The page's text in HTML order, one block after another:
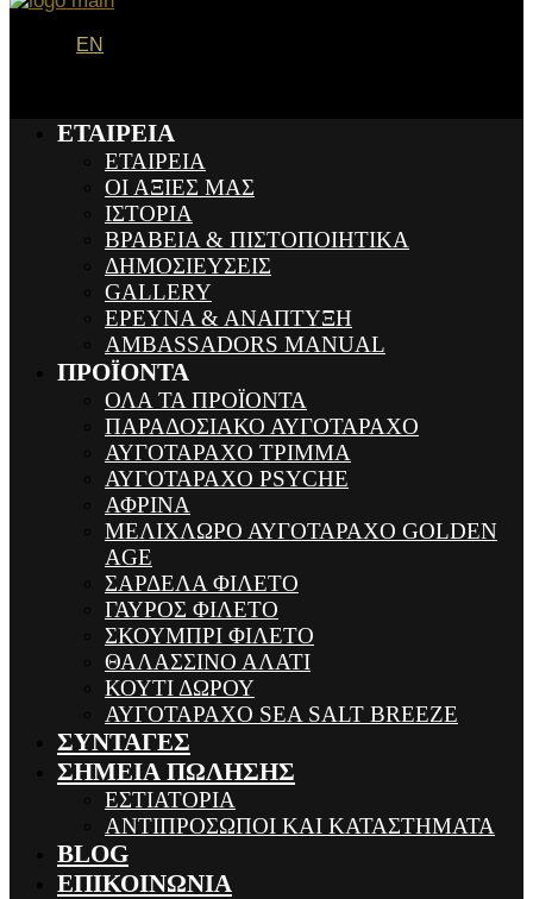
EN
ΕΤΑΙΡΕΙΑ
ΕΤΑΙΡΕΙΑ
ΟΙ ΑΞΙΕΣ ΜΑΣ
ΙΣΤΟΡΙΑ
ΒΡΑΒΕΙΑ & ΠΙΣΤΟΠΟΙΗΤΙΚΑ
ΔΗΜΟΣΙΕΥΣΕΙΣ
GALLERY
ΕΡΕΥΝΑ & ΑΝΑΠΤΥΞΗ
AMBASSADORS MANUAL
ΠΡΟΪΟΝΤΑ
ΟΛΑ ΤΑ ΠΡΟΪΟΝΤΑ
ΠΑΡΑΔΟΣΙΑΚΟ ΑΥΓΟΤΑΡΑΧΟ
ΑΥΓΟΤΑΡΑΧΟ ΤΡΙΜΜΑ
ΑΥΓΟΤΑΡΑΧΟ PSYCHE
ΑΦΡΙΝΑ
ΜΕΛΙΧΛΩΡΟ ΑΥΓΟΤΑΡΑΧΟ GOLDEN
AGE
ΣΑΡΔΕΛΑ ΦΙΛΕΤΟ
ΓΑΥΡΟΣ ΦΙΛΕΤΟ
ΣΚΟΥΜΠΡΙ ΦΙΛΕΤΟ
ΘΑΛΑΣΣΙΝΟ ΑΛΑΤΙ
ΚΟΥΤΙ ΔΩΡΟΥ
ΑΥΓΟΤΑΡΑΧΟ SEA SALT BREEZE
ΣΥΝΤΑΓΕΣ
ΣΗΜΕΙΑ ΠΩΛΗΣΗΣ
ΕΣΤΙΑΤΟΡΙΑ
ΑΝΤΙΠΡΟΣΩΠΟΙ ΚΑΙ ΚΑΤΑΣΤΗΜΑΤΑ
BLOG
ΕΠΙΚΟΙΝΩΝΙΑ